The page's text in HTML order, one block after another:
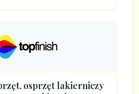
osprzęt lakierniczy